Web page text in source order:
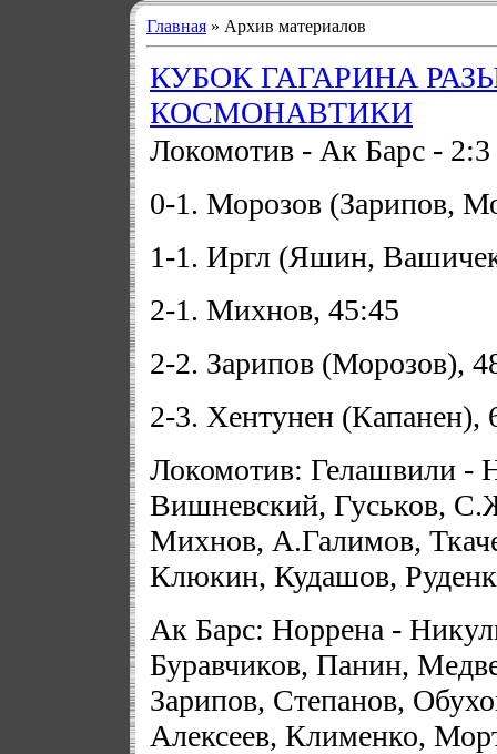
Главная » Архив материалов
КУБОК ГАГАРИНА
КОСМОНАВТИКИ
Локомотив - Ак Барс -
0-1. Морозов (Зарипов,
1-1. Иргл (Яшин,
2-1. Михнов, 45:45
2-2. Зарипов (Морозов),
2-3. Хентунен (Капанен),
Локомотив: Гелашвили -
Вишневский, Гуськов,
Михнов, А.Галимов,
Клюкин, Кудашов,
Ак Барс: Норрена -
Буравчиков, Панин,
Зарипов, Степанов,
Алексеев, Клименко,